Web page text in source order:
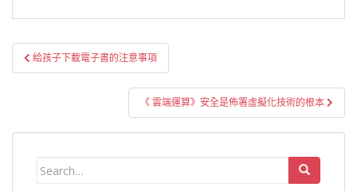
文
章
給孩子下載電子書的注意事項
《 雲端運算》安全是佈署虛擬化技術的根本
Search